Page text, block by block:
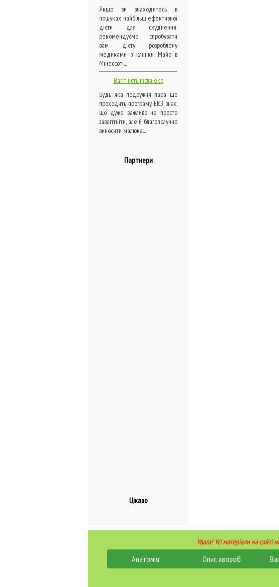
Якщо ви знаходитесь в
пошуках найбільш ефективної
дієти для схуднення,
рекомендуємо спробувати
вам дієту, розроблену
медиками з клініки Майо в
Мінессоті...
Вагітність після еко
Будь яка подружня пара, що
проходить програму ЕКЗ, знає,
що дуже важливо не просто
завагітніти, але й благополучно
виносити малюка...
Партнери
Цікаво
Увага! Усі матеріали на
Анатомія Опис хвороб